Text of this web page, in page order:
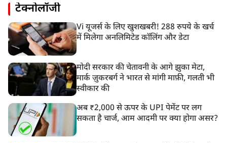
टेक्नोलॉजी
Vi यूजर्स के लिए खुशखबरी! 288 रुपये के खर्च
में मिलेगा अनलिमिटेड कॉलिंग और डेटा
मोदी सरकार की चेतावनी के आगे झुका मेटा,
मार्क ज़ुकरबर्ग ने भारत से मांगी माफ़ी, गलती भी
स्वीकार की
अब ₹2,000 से ऊपर के UPI पेमेंट पर लग
सकता है चार्ज, आम आदमी पर क्या होगा असर?